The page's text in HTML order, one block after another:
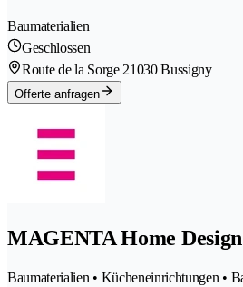
Baumaterialien
Geschlossen
Route de la Sorge 21030 Bussigny
Offerte anfragen
MAGENTA Home
Baumaterialien • Kücheneinrichtungen •